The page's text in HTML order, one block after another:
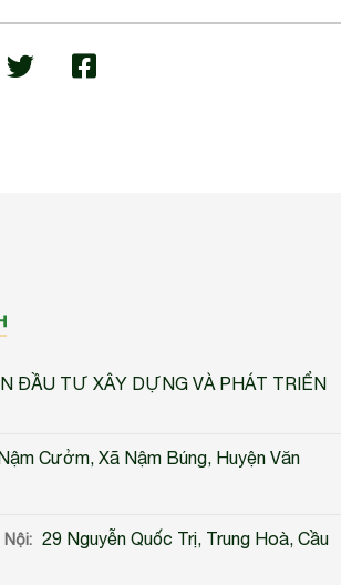
ĐẦU TƯ XÂY DỰNG VÀ PHÁT TRIỂN
Cưởm, Xã Nậm Búng, Huyện Văn
Nội: 29 Nguyễn Quốc Trị, Trung Hoà, Cầu